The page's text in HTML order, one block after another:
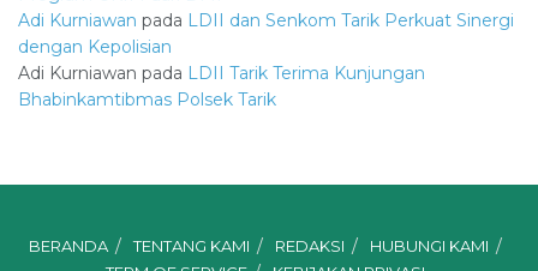
Adi Kurniawan pada LDII dan Senkom Tarik Perkuat Sinergi
dengan Kepolisian
Adi Kurniawan pada LDII Tarik Terima Kunjungan
Bhabinkamtibmas Polsek Tarik
BERANDA TENTANG KAMI REDAKSI
HUBUNGI KAMI